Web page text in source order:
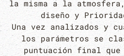
la misma a la
diseño y
Una vez analizados y
los parámetros se
puntuación final que